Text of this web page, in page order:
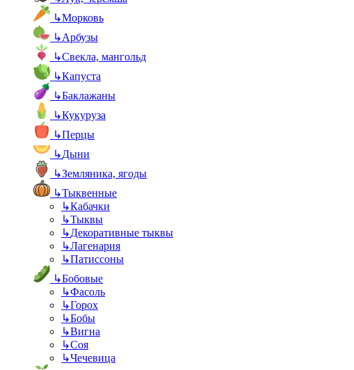
↳Морковь
↳Арбузы
↳Свекла, мангольд
↳Капуста
↳Баклажаны
↳Кукуруза
↳Перцы
↳Дыни
↳Земляника, ягоды
↳Тыквенные
↳Кабачки
↳Тыквы
↳Декоративные тыквы
↳Лагенария
↳Патиссоны
↳Бобовые
↳Фасоль
↳Горох
↳Бобы
↳Вигна
↳Соя
↳Чечевица